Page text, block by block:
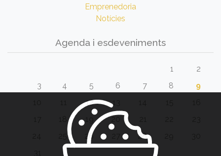
Emprenedoria
Notícies
Agenda i esdeveniments
1
2
3
4 5 6 7 8
9
12 13
20
26 28